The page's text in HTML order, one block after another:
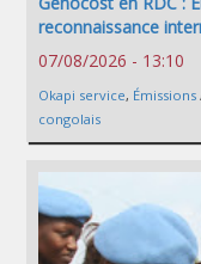
reconnaissance
07/08/2026 - 13:10
Okapi service, Émissions
congolais